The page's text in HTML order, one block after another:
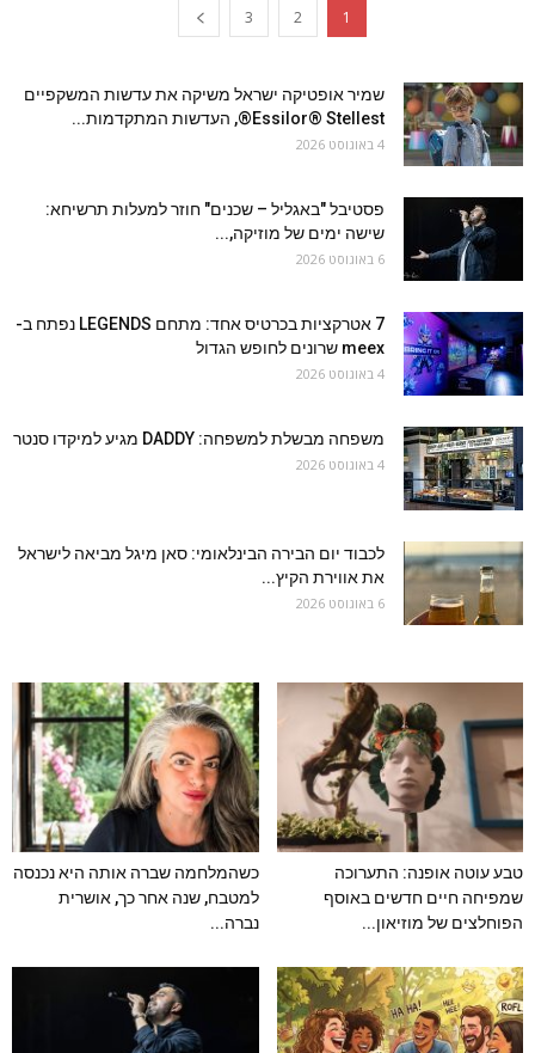
1
2
3
שמיר אופטיקה ישראל משיקה את עדשות המשקפיים
Essilor® Stellest®, העדשות המתקדמות...
4 באוגוסט 2026
פסטיבל "באגליל – שכנים" חוזר למעלות תרשיחא:
שישה ימים של מוזיקה,...
6 באוגוסט 2026
7 אטרקציות בכרטיס אחד: מתחם LEGENDS נפתח ב-
meex שרונים לחופש הגדול
4 באוגוסט 2026
משפחה מבשלת למשפחה: DADDY מגיע למיקדו סנטר
4 באוגוסט 2026
לכבוד יום הבירה הבינלאומי: סאן מיגל מביאה לישראל
את אווירת הקיץ...
6 באוגוסט 2026
טבע עוטה אופנה: התערוכה
שמפיחה חיים חדשים באוסף
הפוחלצים של מוזיאון...
כשהמלחמה שברה אותה היא נכנסה
למטבח, שנה אחר כך, אושרית
נברה...